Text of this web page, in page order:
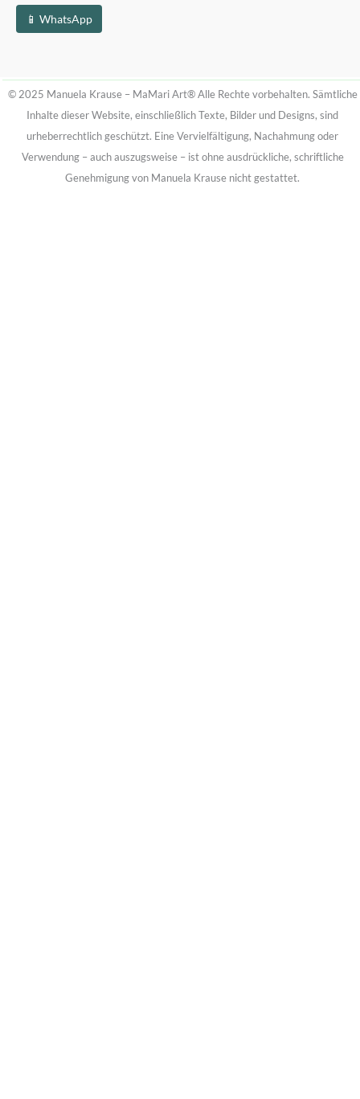
📱 WhatsApp
© 2025 Manuela Krause – MaMari Art®Alle Rechte vorbehalten. Sämtliche
Inhalte dieser Website, einschließlich Texte, Bilder und Designs, sind
urheberrechtlich geschützt. Eine Vervielfältigung, Nachahmung oder
Verwendung – auch auszugsweise – ist ohne ausdrückliche, schriftliche
Genehmigung von Manuela Krause nicht gestattet.